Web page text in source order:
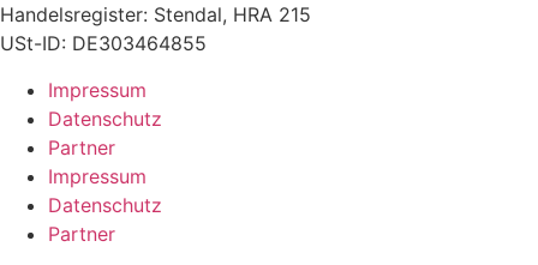
Handelsregister: Stendal, HRA 215
USt-ID: DE303464855
Impressum
Datenschutz
Partner
Impressum
Datenschutz
Partner